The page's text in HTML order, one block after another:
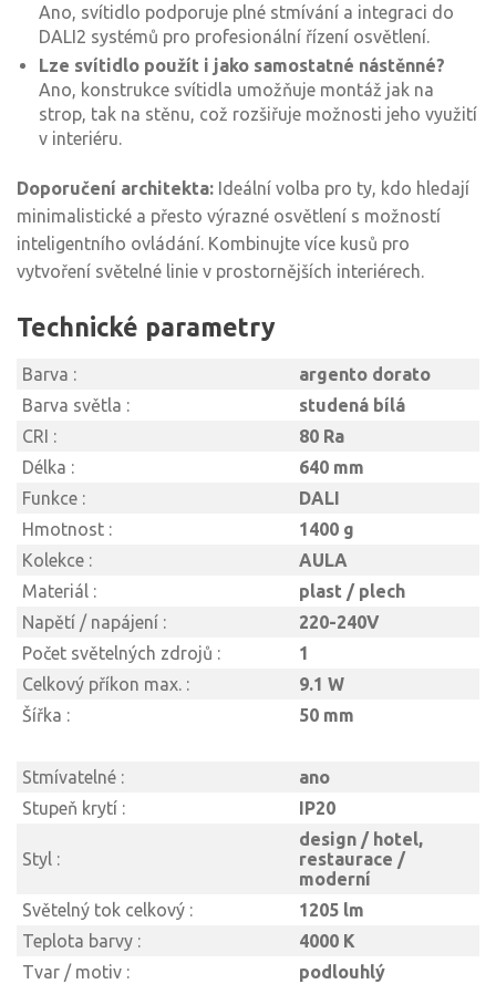
Ano, svítidlo podporuje plné stmívání a integraci do
DALI2 systémů pro profesionální řízení osvětlení.
Lze svítidlo použít i jako samostatné nástěnné?
Ano, konstrukce svítidla umožňuje montáž jak na
strop, tak na stěnu, což rozšiřuje možnosti jeho využití
v interiéru.
Doporučení architekta: Ideální volba pro ty, kdo hledají
minimalistické a přesto výrazné osvětlení s možností
inteligentního ovládání. Kombinujte více kusů pro
vytvoření světelné linie v prostornějších interiérech.
Technické parametry
Barva :
argento dorato
Barva světla :
studená bílá
CRI :
80 Ra
Délka :
640 mm
Funkce :
DALI
Hmotnost :
1400 g
Kolekce :
AULA
Materiál :
plast / plech
Napětí / napájení :
220-240V
Počet světelných zdrojů :
1
Celkový příkon max. :
9.1 W
Šířka :
50 mm
Stmívatelné :
ano
Stupeň krytí :
IP20
Styl :
design / hotel,
restaurace /
moderní
Světelný tok celkový :
1205 lm
Teplota barvy :
4000 K
Tvar / motiv :
podlouhlý